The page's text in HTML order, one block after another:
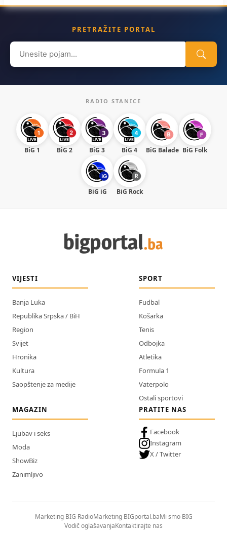
PRETRAŽITE PORTAL
Search
for:
RADIO STANICE
BiG 1 BiG 2 BiG 3 BiG 4 BiG Balade BiG Folk
BiG iG BiG Rock
VIJESTI
Banja Luka
Republika Srpska / BiH
Region
Svijet
Hronika
Kultura
Saopštenje za medije
SPORT
Fudbal
Košarka
Tenis
Odbojka
Atletika
Formula 1
Vaterpolo
Ostali sportovi
MAGAZIN
Ljubav i seks
Moda
ShowBiz
Zanimljivo
PRATITE NAS
Facebook
Instagram
X / Twitter
Marketing BIG RadioMarketing BIGportal.baMi smo BIG
Vodič oglašavanjaKontaktirajte nas